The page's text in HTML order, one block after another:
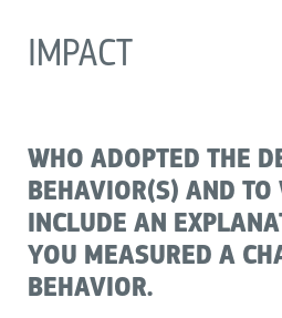
IMPACT
WHO ADOPTED THE
BEHAVIOR(S) AND TO
INCLUDE AN
YOU MEASURED A
BEHAVIOR.